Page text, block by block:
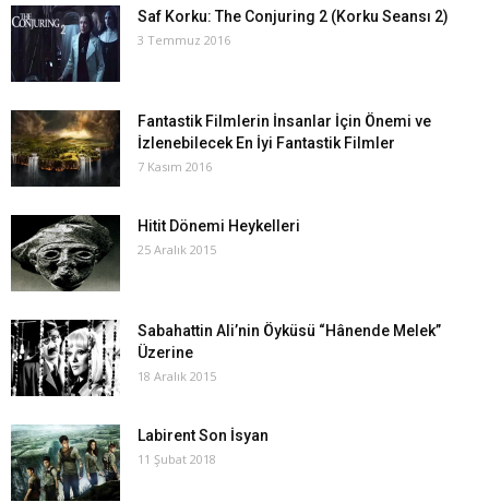
Saf Korku: The Conjuring 2 (Korku Seansı 2)
3 Temmuz 2016
Fantastik Filmlerin İnsanlar İçin Önemi ve
İzlenebilecek En İyi Fantastik Filmler
7 Kasım 2016
Hitit Dönemi Heykelleri
25 Aralık 2015
Sabahattin Ali’nin Öyküsü “Hânende Melek”
Üzerine
18 Aralık 2015
Labirent Son İsyan
11 Şubat 2018